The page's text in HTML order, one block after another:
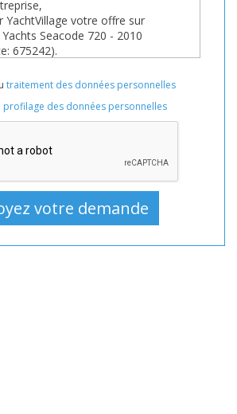
YachtVillage.net.
Bateau,
Bateaux,
En
vente,
Bateau
à
moteur
En
traitement des données personnelles
profilage des données personnelles